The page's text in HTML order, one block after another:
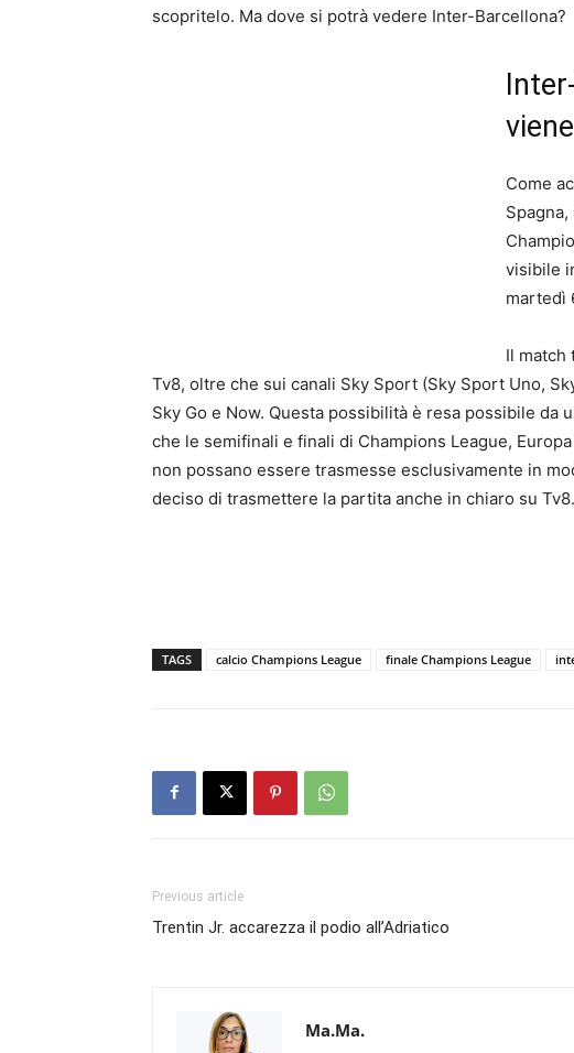
scopritelo. Ma dove si potrà vedere Inter-Barcellona?
Come
Spagna,
visibile
martedì
Il match
Tv8, oltre che sui canali Sky Sport (Sky Sport Uno,
Sky Go e Now. Questa possibilità è resa possibile da
che le semifinali e finali di Champions League,
non possano essere trasmesse esclusivamente in
deciso di trasmettere la partita anche in chiaro su Tv8.
TAGS calcio Champions League finale Champions League
Previous article
Trentin Jr. accarezza il podio all’Adriatico
Ma.Ma.